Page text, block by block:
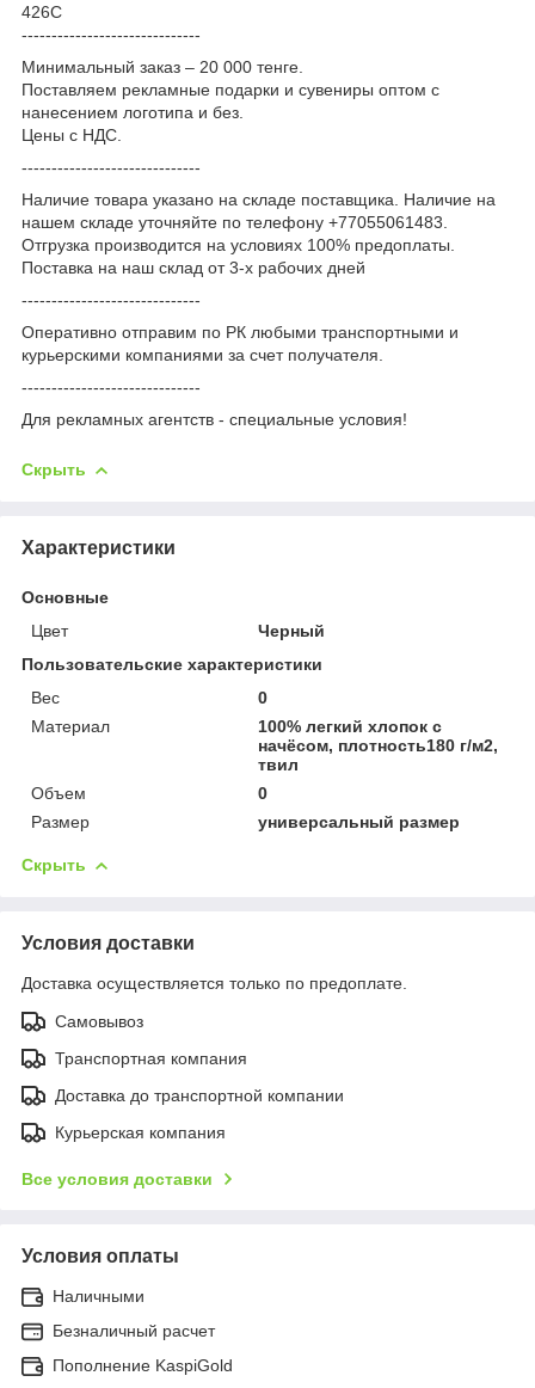
426C
------------------------------
Минимальный заказ – 20 000 тенге.
Поставляем рекламные подарки и сувениры оптом с
нанесением логотипа и без.
Цены с НДС.
------------------------------
Наличие товара указано на складе поставщика. Наличие на
нашем складе уточняйте по телефону +77055061483.
Отгрузка производится на условиях 100% предоплаты.
Поставка на наш склад от 3-x рабочих дней
------------------------------
Оперативно отправим по РК любыми транспортными и
курьерскими компаниями за счет получателя.
------------------------------
Для рекламных агентств - специальные условия!
Скрыть
Характеристики
Основные
Цвет
Черный
Пользовательские характеристики
Вес
0
Материал
100% легкий хлопок с
начёсом, плотность180 г/м2,
твил
Объем
0
Размер
универсальный размер
Скрыть
Условия доставки
Доставка осуществляется только по предоплате.
Самовывоз
Транспортная компания
Доставка до транспортной компании
Курьерская компания
Все условия доставки
Условия оплаты
Наличными
Безналичный расчет
Пополнение KaspiGold